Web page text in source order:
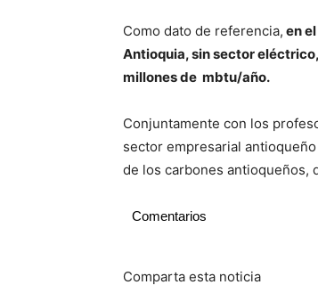
Como dato de referencia, en
Antioquia, sin sector
millones de mbtu/año.
Conjuntamente con los
sector empresarial
de los carbones antioqueños,
Comentarios
Comparta esta noticia